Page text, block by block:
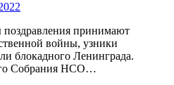
принимают
войны, узники
блокадного Ленинграда.
Собрания НСО…